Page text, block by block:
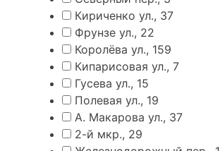
Кириченко ул., 37
Фрунзе ул., 22
Королёва ул., 159
Кипарисовая ул., 7
Гусева ул., 15
Полевая ул., 19
А. Макарова ул., 37
2-й мкр., 29